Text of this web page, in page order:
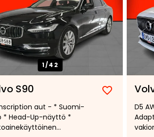
1/42
S90
Lisää
suosikiksi
Poista
aut - * Suomi-
* Head-Up-näyttö *
D5